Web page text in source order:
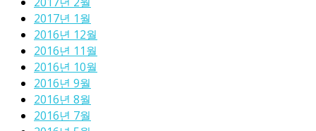
2017년 1월
2016년 12월
2016년 11월
2016년 10월
2016년 9월
2016년 8월
2016년 7월